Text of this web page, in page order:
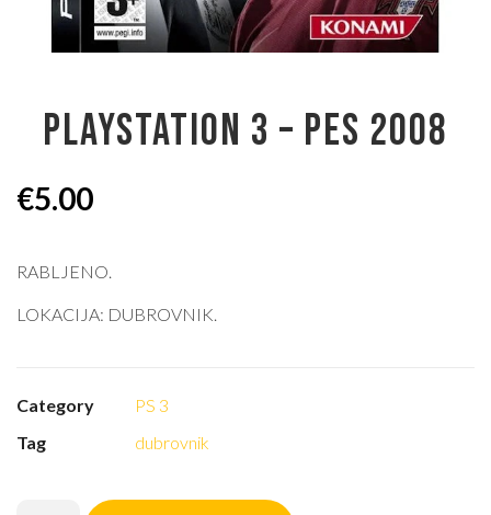
PLAYSTATION 3 – PES 2008
€5.00
RABLJENO.
LOKACIJA: DUBROVNIK.
Category
PS 3
Tag
dubrovnik